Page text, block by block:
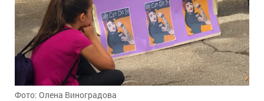
Фото: Олена Виноградова